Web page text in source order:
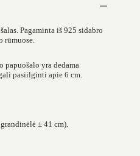
Pagaminta iš 925 sidabro
rūmuose.
papuošalo yra dedama
pasiilginti apie 6 cm.
± 41 cm).